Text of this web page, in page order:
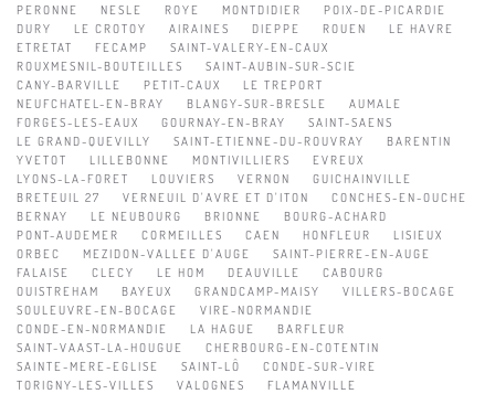
PERONNE
NESLE ROYE MONTDIDIER
POIX-DE-PICARDIE
DURY
LE CROTOY AIRAINES DIEPPE ROUEN
LE HAVRE
ETRETAT
FECAMP
SAINT-VALERY-EN-CAUX
ROUXMESNIL-BOUTEILLES
SAINT-AUBIN-SUR-SCIE
CANY-BARVILLE
PETIT-CAUX
LE TREPORT
NEUFCHATEL-EN-BRAY
BLANGY-SUR-BRESLE
AUMALE
FORGES-LES-EAUX
GOURNAY-EN-BRAY
SAINT-SAENS
LE GRAND-QUEVILLY
SAINT-ETIENNE-DU-ROUVRAY
BARENTIN
YVETOT
LILLEBONNE MONTIVILLIERS
EVREUX
LYONS-LA-FORET
LOUVIERS VERNON
GUICHAINVILLE
BRETEUIL 27
VERNEUIL D'AVRE ET D'ITON
CONCHES-EN-OUCHE
BERNAY
LE NEUBOURG BRIONNE
BOURG-ACHARD
PONT-AUDEMER
CORMEILLES CAEN HONFLEUR
LISIEUX
ORBEC
MEZIDON-VALLEE D'AUGE
SAINT-PIERRE-EN-AUGE
FALAISE
CLECY LE HOM DEAUVILLE
CABOURG
OUISTREHAM
BAYEUX GRANDCAMP-MAISY
VILLERS-BOCAGE
SOULEUVRE-EN-BOCAGE
VIRE-NORMANDIE
CONDE-EN-NORMANDIE
LA HAGUE
BARFLEUR
SAINT-VAAST-LA-HOUGUE
CHERBOURG-EN-COTENTIN
SAINTE-MERE-EGLISE
SAINT-LÔ
CONDE-SUR-VIRE
TORIGNY-LES-VILLES
VALOGNES
FLAMANVILLE